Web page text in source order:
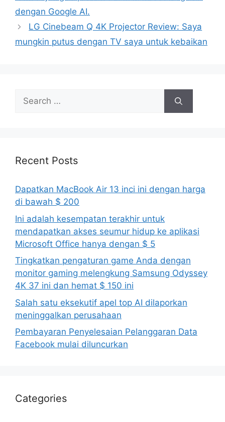
dengan Google AI.
LG Cinebeam Q 4K Projector Review: Saya
mungkin putus dengan TV saya untuk kebaikan
Search
for:
Recent Posts
Dapatkan MacBook Air 13 inci ini dengan harga
di bawah $ 200
Ini adalah kesempatan terakhir untuk
mendapatkan akses seumur hidup ke aplikasi
Microsoft Office hanya dengan $ 5
Tingkatkan pengaturan game Anda dengan
monitor gaming melengkung Samsung Odyssey
4K 37 ini dan hemat $ 150 ini
Salah satu eksekutif apel top AI dilaporkan
meninggalkan perusahaan
Pembayaran Penyelesaian Pelanggaran Data
Facebook mulai diluncurkan
Categories